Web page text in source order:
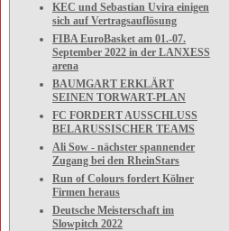
KEC und Sebastian Uvira einigen
sich auf Vertragsauflösung
FIBA EuroBasket am 01.-07.
September 2022 in der LANXESS
arena
BAUMGART ERKLÄRT
SEINEN TORWART-PLAN
FC FORDERT AUSSCHLUSS
BELARUSSISCHER TEAMS
Ali Sow - nächster spannender
Zugang bei den RheinStars
Run of Colours fordert Kölner
Firmen heraus
Deutsche Meisterschaft im
Slowpitch 2022